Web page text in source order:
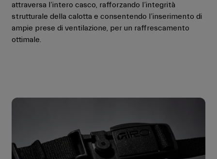
attraversa l’intero casco, rafforzando l’integrità
strutturale della calotta e consentendo l’inserimento di
ampie prese di ventilazione, per un raffrescamento
ottimale.